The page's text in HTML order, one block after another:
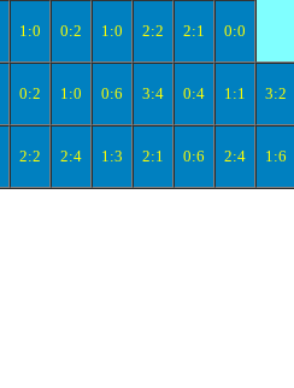
1:0 0:2 1:0 2:2 2:1 0:0
0:2 1:0 0:6 3:4 0:4 1:1
3:2
2:2 2:4 1:3 2:1 0:6 2:4 1:6